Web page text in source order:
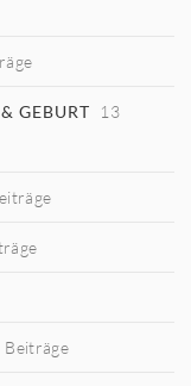
GEBURT 13
Beiträge